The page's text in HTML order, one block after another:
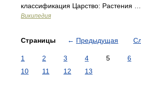
классификация Царство: Растения …
Википедия
Страницы ← Предыдущая
1 2 3 4 5 6
10
11 12 13